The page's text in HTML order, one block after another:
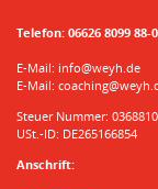
Telefon: 06626 8099 88-0
E-Mail: info@weyh.de
E-Mail:
Steuer Nummer:
USt.-ID: DE265166854
Anschrift: